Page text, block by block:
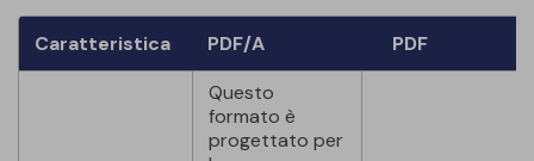
Caratteristica PDF/A PDF
Questo
formato è
progettato per